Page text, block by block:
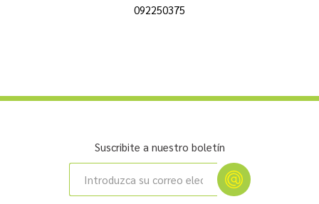
092250375
Suscribite a nuestro boletín